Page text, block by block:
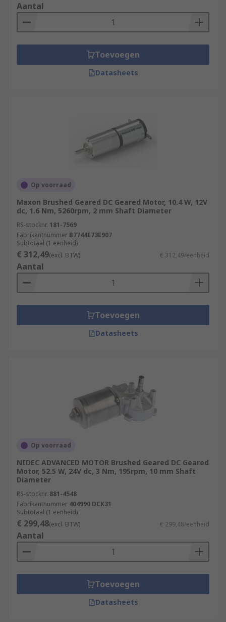
Aantal
Toevoegen
Datasheets
Op voorraad
Maxon Brushed Geared DC Geared Motor, 10.4 W, 12V
dc, 1.6 Nm, 5260rpm, 2 mm Shaft Diameter
RS-stocknr. 181-7569
Fabrikantnummer B7744E73E907
Subtotaal (1 eenheid)
€ 312,49(excl. BTW) € 312,49/eenheid
Aantal
Toevoegen
Datasheets
Op voorraad
NIDEC ADVANCED MOTOR Brushed Geared DC Geared
Motor, 52.5 W, 24V dc, 3 Nm, 195rpm, 10 mm Shaft
Diameter
RS-stocknr. 881-4548
Fabrikantnummer 404990 DCK31
Subtotaal (1 eenheid)
€ 299,48(excl. BTW) € 299,48/eenheid
Aantal
Toevoegen
Datasheets